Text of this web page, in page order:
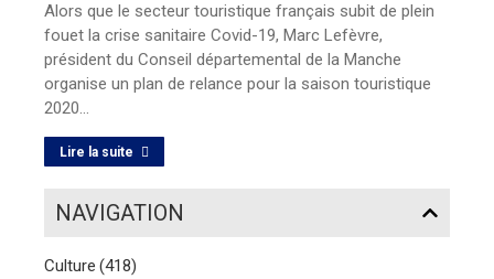
Alors que le secteur touristique français subit de plein
fouet la crise sanitaire Covid-19, Marc Lefèvre,
président du Conseil départemental de la Manche
organise un plan de relance pour la saison touristique
2020…
Lire la suite
NAVIGATION
Culture (418)